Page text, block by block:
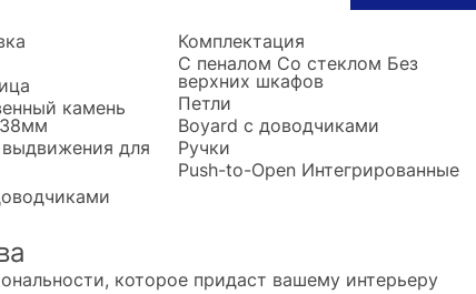
камень
для
Комплектация
С пеналом Со стеклом Без
верхних шкафов
Петли
Boyard c доводчиками
Ручки
Push-to-Open Интегрированные
которое придаст вашему интерьеру